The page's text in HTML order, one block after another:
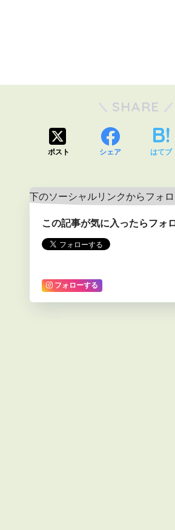
SHARE
ポスト シェア はてブ
この記事が気に入ったらフォ
フォローする